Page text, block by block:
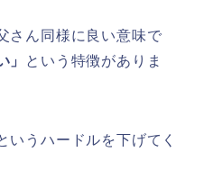
さん同様に良い意味で
」
という特徴がありま
いうハードルを下げてく